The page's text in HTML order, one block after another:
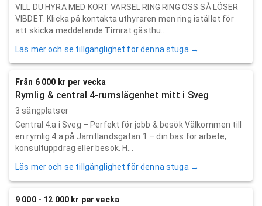
VILL DU HYRA MED KORT VARSEL RING RING OSS SÅ LÖSER
VIBDET. Klicka på kontakta uthyraren men ring istället för
att skicka meddelande Timrat gästhu...
Läs mer och se tillgänglighet för denna stuga →
Från 6 000 kr per vecka
Rymlig & central 4-rumslägenhet mitt i Sveg
3 sängplatser
Central 4:a i Sveg – Perfekt för jobb & besök Välkommen till
en rymlig 4:a på Jämtlandsgatan 1 – din bas för arbete,
konsultuppdrag eller besök. H...
Läs mer och se tillgänglighet för denna stuga →
9 000 - 12 000 kr per vecka